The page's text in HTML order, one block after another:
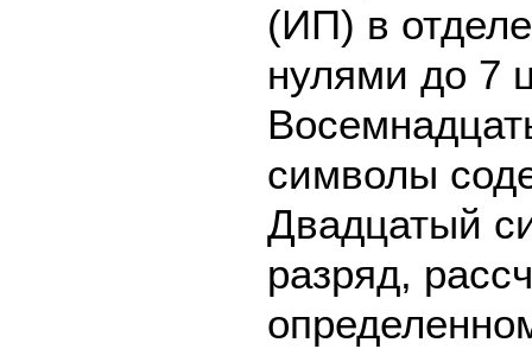
(ИП) в
нулями до 7
символы
Двадцатый
разряд,